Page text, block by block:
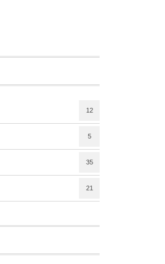
12
5
35
21